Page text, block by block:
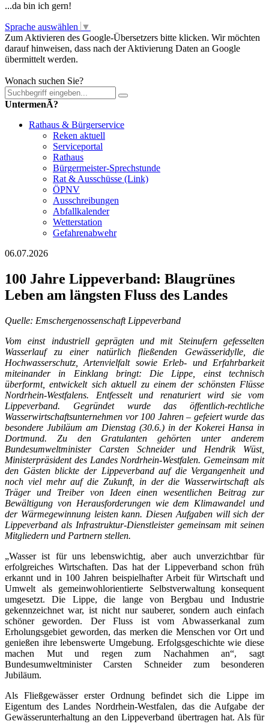
...da bin ich gern!
Sprache auswählen ▼
Zum Aktivieren des Google-Übersetzers bitte klicken. Wir möchten
darauf hinweisen, dass nach der Aktivierung Daten an Google
übermittelt werden.
Wonach suchen Sie?
UntermenÃ?
Rathaus & Bürgerservice
Reken aktuell
Serviceportal
Rathaus
Bürgermeister-Sprechstunde
Rat & Ausschüsse (Link)
ÖPNV
Ausschreibungen
Abfallkalender
Wetterstation
Gefahrenabwehr
06.07.2026
100 Jahre Lippeverband: Blaugrünes
Leben am längsten Fluss des Landes
Quelle: Emschergenossenschaft Lippeverband
Vom einst industriell geprägten und mit Steinufern gefesselten
Wasserlauf zu einer natürlich fließenden Gewässeridylle, die
Hochwasserschutz, Artenvielfalt sowie Erleb- und Erfahrbarkeit
miteinander in Einklang bringt: Die Lippe, einst technisch
überformt, entwickelt sich aktuell zu einem der schönsten Flüsse
Nordrhein-Westfalens. Entfesselt und renaturiert wird sie vom
Lippeverband. Gegründet wurde das öffentlich-rechtliche
Wasserwirtschaftsunternehmen vor 100 Jahren – gefeiert wurde das
besondere Jubiläum am Dienstag (30.6.) in der Kokerei Hansa in
Dortmund. Zu den Gratulanten gehörten unter anderem
Bundesumweltminister Carsten Schneider und Hendrik Wüst,
Ministerpräsident des Landes Nordrhein-Westfalen. Gemeinsam mit
den Gästen blickte der Lippeverband auf die Vergangenheit und
noch viel mehr auf die Zukunft, in der die Wasserwirtschaft als
Träger und Treiber von Ideen einen wesentlichen Beitrag zur
Bewältigung von Herausforderungen wie dem Klimawandel und
der Wärmegewinnung leisten kann. Diesen Aufgaben will sich der
Lippeverband als Infrastruktur-Dienstleister gemeinsam mit seinen
Mitgliedern und Partnern stellen.
„Wasser ist für uns lebenswichtig, aber auch unverzichtbar für
erfolgreiches Wirtschaften. Das hat der Lippeverband schon früh
erkannt und in 100 Jahren beispielhafter Arbeit für Wirtschaft und
Umwelt als gemeinwohlorientierte Selbstverwaltung konsequent
umgesetzt. Die Lippe, die lange von Bergbau und Industrie
gekennzeichnet war, ist nicht nur sauberer, sondern auch einfach
schöner geworden. Der Fluss ist vom Abwasserkanal zum
Erholungsgebiet geworden, das merken die Menschen vor Ort und
genießen ihre lebenswerte Umgebung. Erfolgsgeschichte wie diese
machen Mut und regen zum Nachahmen an“, sagt
Bundesumweltminister Carsten Schneider zum besonderen
Jubiläum.
Als Fließgewässer erster Ordnung befindet sich die Lippe im
Eigentum des Landes Nordrhein-Westfalen, das die Aufgabe der
Gewässerunterhaltung an den Lippeverband übertragen hat. Als für